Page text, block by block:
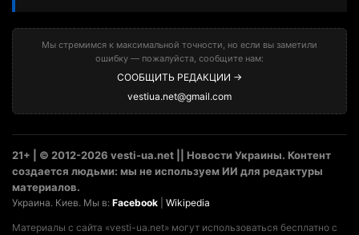
Мы стремимся к максимальной точности, но если вы заметили
ошибку — пожалуйста, сообщите нам:
СООБЩИТЬ РЕДАКЦИИ →
vestiua.net@gmail.com
21+ | © 2012-2026 vesti-ua.net || Новости Украины. Контент
создается людьми: мы не используем ИИ для редактуры
материалов.
Украина. Киев. Мы в: Facebook Wikipedia
Материалы с сайта «vesti-ua.net» могут использоваться бесплатно с